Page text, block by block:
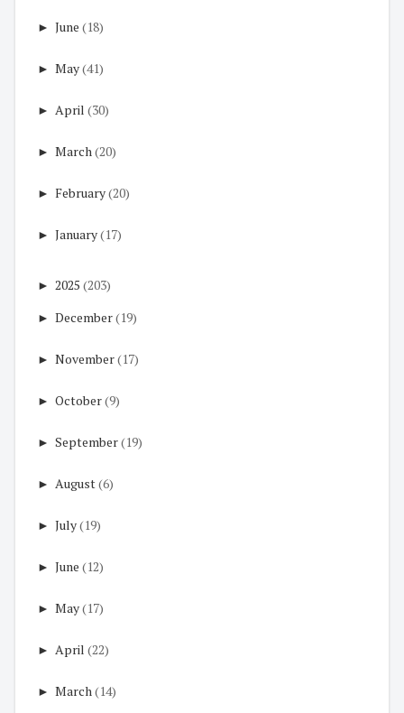
► June (18)
► May(41)
► April (30)
► March (20)
► February(20)
► January(17)
► 2025 (203)
► December(19)
► November(17)
► October(9)
► September(19)
► August(6)
► July(19)
► June (12)
► May(17)
► April (22)
► March (14)